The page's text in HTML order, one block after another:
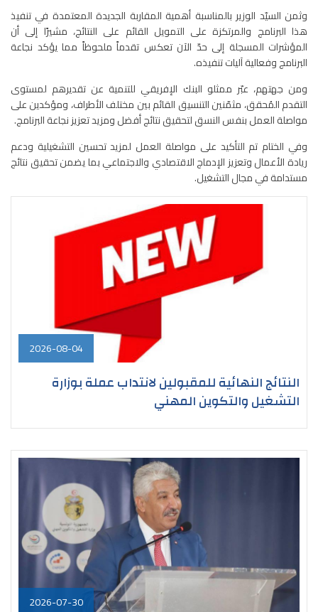
وثمن السيّد الوزير بالمناسبة أهمية المقاربة الجديدة المعتمدة في تنفيذ
هذا البرنامج والمرتكزة على التمويل القائم على النتائج، مشيرًا إلى أن
المؤشرات المسجلة إلى حدّ الآن تعكس تقدماً ملحوظاً مما يؤكد نجاعة
البرنامج وفعالية آليات تنفيذه.
ومن جهتهم، عبّر ممثلو البنك الإفريقي للتنمية عن تقديرهم لمستوى
التقدم المُحقق، مثمّنين التنسيق القائم بين مختلف الأطراف، ومؤكدين على
مواصلة العمل بنفس النسق لتحقيق نتائج أفضل ومزيد تعزيز نجاعة البرنامج.
وفي الختام تم التأكيد على مواصلة العمل لمزيد تحسين التشغيلية ودعم
ريادة الأعمال وتعزيز الإدماج الاقتصادي والاجتماعي بما يضمن تحقيق نتائج
مستدامة في مجال التشغيل.
2026-08-04
النتائج النهائية للمقبولين لانتداب عملة بوزارة
التشغيل والتكوين المهني
2026-07-30